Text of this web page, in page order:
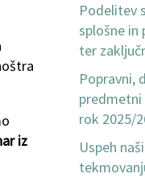
iz
Podelitev
splošne in
ter
Popravni,
predmetni
rok 2025/
Uspeh